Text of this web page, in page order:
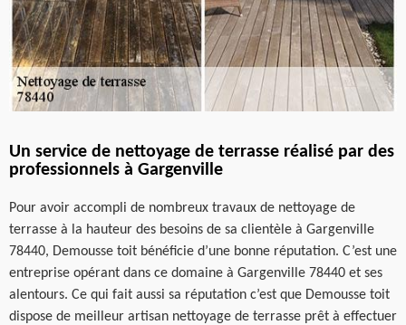
Un service de nettoyage de terrasse réalisé par des
professionnels à Gargenville
Pour avoir accompli de nombreux travaux de nettoyage de
terrasse à la hauteur des besoins de sa clientèle à Gargenville
78440, Demousse toit bénéficie d’une bonne réputation. C’est une
entreprise opérant dans ce domaine à Gargenville 78440 et ses
alentours. Ce qui fait aussi sa réputation c’est que Demousse toit
dispose de meilleur artisan nettoyage de terrasse prêt à effectuer